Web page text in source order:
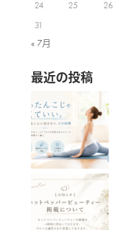
24
25 26
31
« 7月
最近の投稿